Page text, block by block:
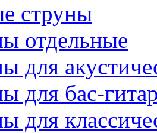
струны
отдельные
для
для бас-
для